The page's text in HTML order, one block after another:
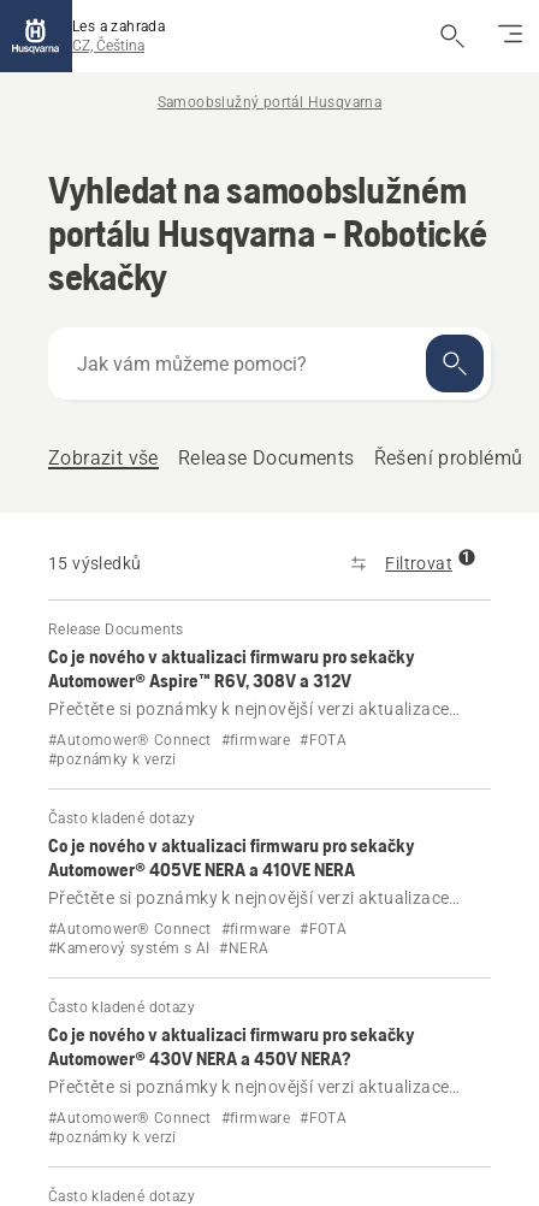
Les a zahrada
CZ, Čeština
Samoobslužný portál Husqvarna
Vyhledat na samoobslužném
portálu Husqvarna - Robotické
sekačky
vám
Zobrazit vše
Release Documents Řešení problémů
15 výsledků Filtrovat 1
Release Documents
Co je nového v aktualizaci firmwaru pro sekačky
Automower® Aspire™ R6V, 308V a 312V
Přečtěte si poznámky k nejnovější verzi aktualizace
firmwaru pro sekačky Husqvarna Automower® Aspire™
R6V, 308V a 312V.
#Automower® Connect #firmware #FOTA
#poznámky k verzi
Často kladené dotazy
Co je nového v aktualizaci firmwaru pro sekačky
Automower® 405VE NERA a 410VE NERA
Přečtěte si poznámky k nejnovější verzi aktualizace
firmwaru pro sekačky Husqvarna Automower® 405VE
NERA a 410VE NERA
#Automower® Connect #firmware #FOTA
#Kamerový systém s AI
#NERA
Často kladené dotazy
Co je nového v aktualizaci firmwaru pro sekačky
Automower® 430V NERA a 450V NERA?
Přečtěte si poznámky k nejnovější verzi aktualizace
firmwaru pro sekačky Husqvarna Automower® 430V
NERA a 450V NERA.
#Automower® Connect #firmware #FOTA
#poznámky k verzi
Často kladené dotazy